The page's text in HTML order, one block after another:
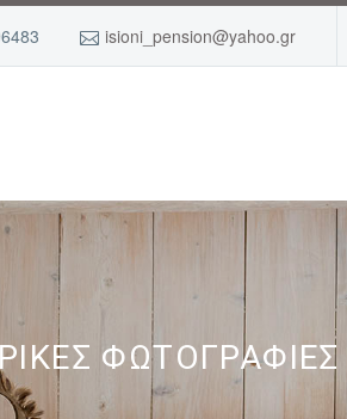
isioni_pension@yahoo.gr
ΦΩΤΟΓΡΑΦΙΕΣ